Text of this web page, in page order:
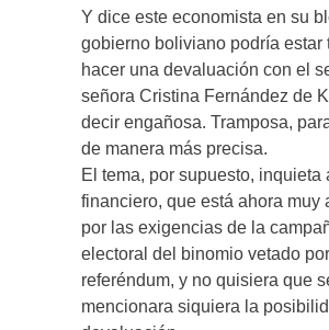
Y dice este economista en su
gobierno boliviano podría estar
hacer una devaluación con el
señora Cristina Fernández de
decir engañosa. Tramposa,
de manera más precisa.
El tema, por supuesto, inquieta
financiero, que está ahora muy
por las exigencias de la
electoral del binomio vetado
referéndum, y no quisiera que
mencionara siquiera la